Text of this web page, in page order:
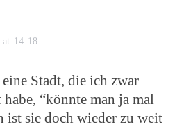
14:18
Stadt, die ich zwar
“könnte man ja mal
ist sie doch wieder zu weit